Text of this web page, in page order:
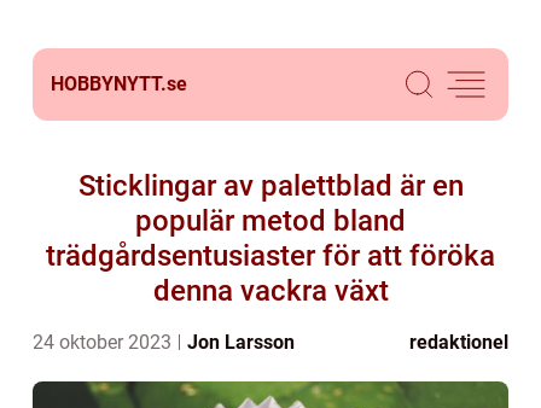
HOBBYNYTT.se
Sticklingar av palettblad är en
populär metod bland
trädgårdsentusiaster för att föröka
denna vackra växt
24 oktober 2023 Jon Larsson redaktionel